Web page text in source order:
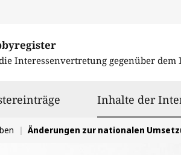
Interessenvertretung gegenüber dem
Inhalte der
Änderungen zur nationalen Umsetzung der RED III ins